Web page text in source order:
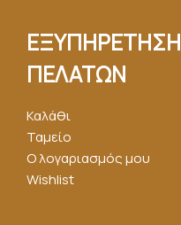
ΕΞΥΠΗΡΕΤΗΣΗ
ΠΕΛΑΤΩΝ
Καλάθι
Ταμείο
Ο λογαριασμός μου
Wishlist